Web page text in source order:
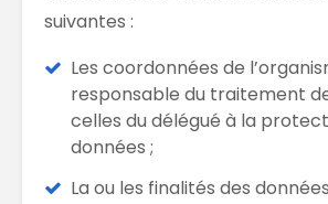
suivantes :
Les coordonnées de
responsable du traitement
celles du délégué à la
données ;
La ou les finalités des